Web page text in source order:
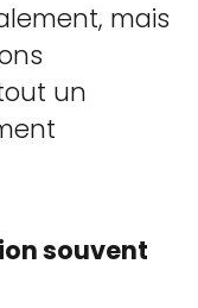
mais
un
souvent